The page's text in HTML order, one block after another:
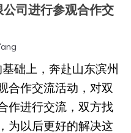
司进行参观合作交
础上，奔赴山东滨州
合作交流活动，对双
作进行交流，双方找
为以后更好的解决这